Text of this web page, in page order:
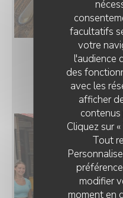
facultatifs
votre
l'audience
des
avec les
afficher
contenus
Cliquez sur
Tout
modifier
moment en
LA
TY-